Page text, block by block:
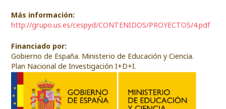
Más información:
http://grupo.us.es/cespyd/CONTENIDOS/PROYECTOS/4.pdf
Financiado por:
Gobierno de España. Ministerio de Educación y Ciencia.
Plan Nacional de Investigación I+D+I.